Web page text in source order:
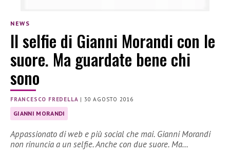
NEWS
Il selfie di Gianni Morandi con le
suore. Ma guardate bene chi
sono
FRANCESCO FREDELLA | 30 AGOSTO 2016
GIANNI MORANDI
Appassionato di web e più social che mai. Gianni Morandi
non rinuncia a un selfie. Anche con due suore. Ma…